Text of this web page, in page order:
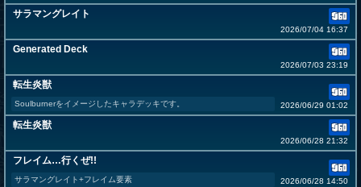
サラマングレイト
2026/07/04 16:37
Generated Deck
2026/07/03 23:19
転生炎獣
Soulburnerをイメージしたキャラデッキです。 2026/06/29 01:02
転生炎獣
2026/06/28 21:32
フレイム…行くぜ!!
サラマングレイト+フレイム要素 2026/06/28 14:50